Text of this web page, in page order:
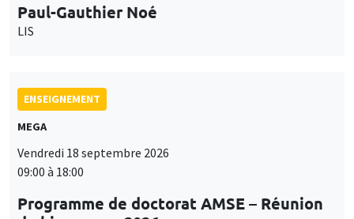
Paul-Gauthier Noé
LIS
ENSEIGNEMENT
MEGA
Vendredi 18 septembre 2026
09:00 à 18:00
Programme de doctorat AMSE – Réunion